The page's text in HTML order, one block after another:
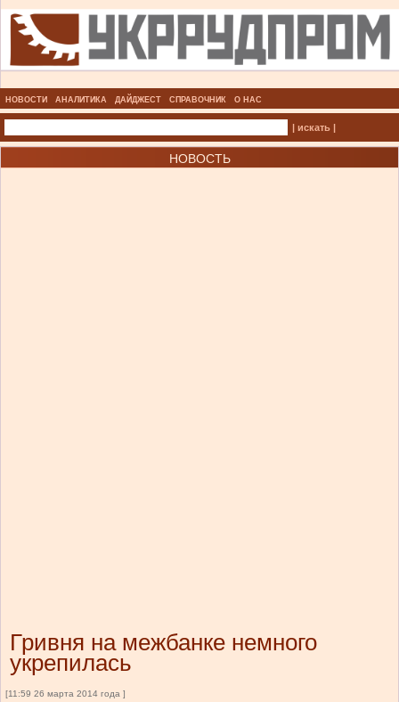
НОВОСТИ АНАЛИТИКА ДАЙДЖЕСТ СПРАВОЧНИК О НАС
| искать |
НОВОСТЬ
Гривня на межбанке немного
укрепилась
[11:59 26 марта 2014 года ]